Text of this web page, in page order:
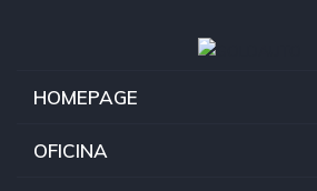
HOMEPAGE
OFICINA